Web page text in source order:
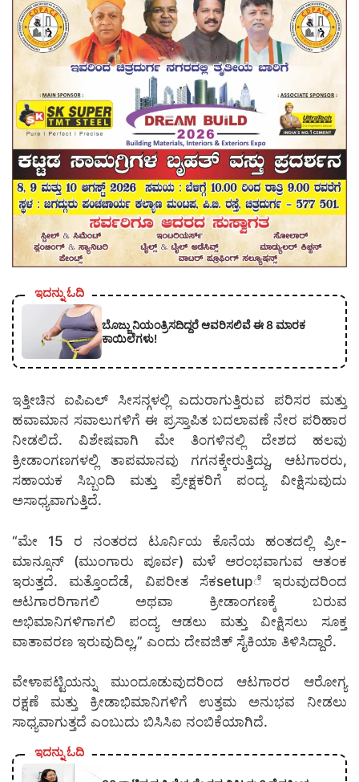
ಇದನ್ನು ಓದಿ
ಬೊಜ್ಜು ನಿಯಂತ್ರಿಸದಿದ್ದರೆ ಆವರಿಸಲಿವೆ ಈ 8 ಮಾರಕ
ಕಾಯಿಲೆಗಳು!
ಇತ್ತೀಚಿನ ಐಪಿಎಲ್ ಸೀಸನ್ಗಳಲ್ಲಿ ಎದುರಾಗುತ್ತಿರುವ ಪರಿಸರ ಮತ್ತು
ಹವಾಮಾನ ಸವಾಲುಗಳಿಗೆ ಈ ಪ್ರಸ್ತಾಪಿತ ಬದಲಾವಣೆ ನೇರ ಪರಿಹಾರ
ನೀಡಲಿದೆ. ವಿಶೇಷವಾಗಿ ಮೇ ತಿಂಗಳಿನಲ್ಲಿ ದೇಶದ ಹಲವು
ಕ್ರೀಡಾಂಗಣಗಳಲ್ಲಿ ತಾಪಮಾನವು ಗಗನಕ್ಕೇರುತ್ತಿದ್ದು, ಆಟಗಾರರು,
ಸಹಾಯಕ ಸಿಬ್ಬಂದಿ ಮತ್ತು ಪ್ರೇಕ್ಷಕರಿಗೆ ಪಂದ್ಯ ವೀಕ್ಷಿಸುವುದು
ಅಸಾಧ್ಯವಾಗುತ್ತಿದೆ.
“ಮೇ 15 ರ ನಂತರದ ಟೂರ್ನಿಯ ಕೊನೆಯ ಹಂತದಲ್ಲಿ ಪ್ರೀ-
ಮಾನ್ಸೂನ್ (ಮುಂಗಾರು ಪೂರ್ವ) ಮಳೆ ಆರಂಭವಾಗುವ ಆತಂಕ
ಇರುತ್ತದೆ. ಮತ್ತೊಂದೆಡೆ, ವಿಪರೀತ ಸೆಕsetupೆ ಇರುವುದರಿಂದ
ಆಟಗಾರರಿಗಾಗಲಿ ಅಥವಾ ಕ್ರೀಡಾಂಗಣಕ್ಕೆ ಬರುವ
ಅಭಿಮಾನಿಗಳಿಗಾಗಲಿ ಪಂದ್ಯ ಆಡಲು ಮತ್ತು ವೀಕ್ಷಿಸಲು ಸೂಕ್ತ
ವಾತಾವರಣ ಇರುವುದಿಲ್ಲ,” ಎಂದು ದೇವಜಿತ್ ಸೈಕಿಯಾ ತಿಳಿಸಿದ್ದಾರೆ.
ವೇಳಾಪಟ್ಟಿಯನ್ನು ಮುಂದೂಡುವುದರಿಂದ ಆಟಗಾರರ ಆರೋಗ್ಯ
ರಕ್ಷಣೆ ಮತ್ತು ಕ್ರೀಡಾಭಿಮಾನಿಗಳಿಗೆ ಉತ್ತಮ ಅನುಭವ ನೀಡಲು
ಸಾಧ್ಯವಾಗುತ್ತದೆ ಎಂಬುದು ಬಿಸಿಸಿಐ ನಂಬಿಕೆಯಾಗಿದೆ.
ಇದನ್ನು ಓದಿ